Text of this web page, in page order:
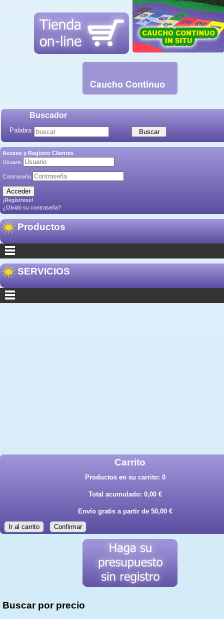
Buscador
Palabra
Acceso y Registro Clientes
Usuario
Contraseña
¡Regístrese!
¿Olvidó su contraseña?
Productos
SERVICIOS
Carrito
Productos en su carrito: 0
Total acumulado: 0,00 €
Envío gratis a partir de 50,00 €
Ir al carrito Confirmar
Buscar por precio